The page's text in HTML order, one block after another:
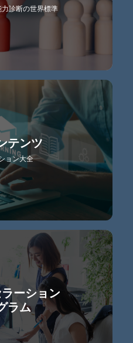
診断の世界標準
テンツ
ョン大全
ーション
ラム